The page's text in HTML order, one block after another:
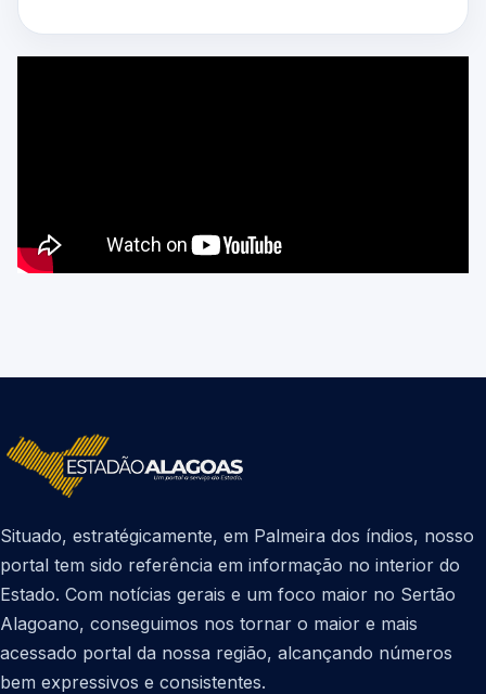
Situado, estratégicamente, em Palmeira dos índios, nosso
portal tem sido referência em informação no interior do
Estado. Com notícias gerais e um foco maior no Sertão
Alagoano, conseguimos nos tornar o maior e mais
acessado portal da nossa região, alcançando números
bem expressivos e consistentes.